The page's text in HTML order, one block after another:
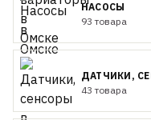
НАСОСЫ
93 товара
ДАТЧИКИ,
43 товара